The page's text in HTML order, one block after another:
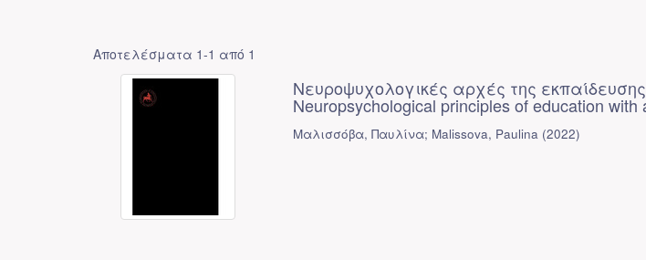
Αποτελέσματα 1-1 από 1
Νευροψυχολογικές αρχές της
Neuropsychological principles of education with
Μαλισσόβα, Παυλίνα; Malissova, Paulina (2022)